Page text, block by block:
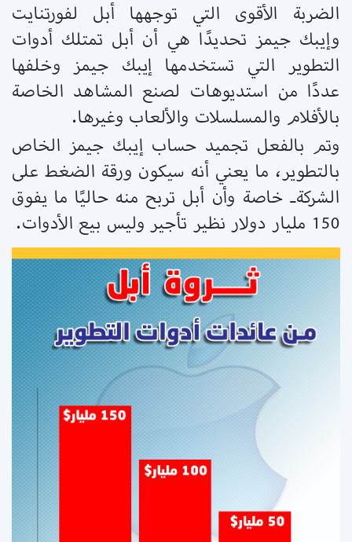
الضربة الأقوى التي توجهها أبل لفورتنايت
وإيبك جيمز تحديدًا هي أن أبل تمتلك أدوات
التطوير التي تستخدمها إيبك جيمز وخلفها
عددًا من استديوهات لصنع المشاهد الخاصة
بالأفلام والمسلسلات والألعاب وغيرها.
وتم بالفعل تجميد حساب إيبك جيمز الخاص
بالتطوير، ما يعني أنه سيكون ورقة الضغط على
الشركةـ خاصة وأن أبل تربح منه حاليًا ما يفوق
150 مليار دولار نظير تأجير وليس بيع الأدوات.